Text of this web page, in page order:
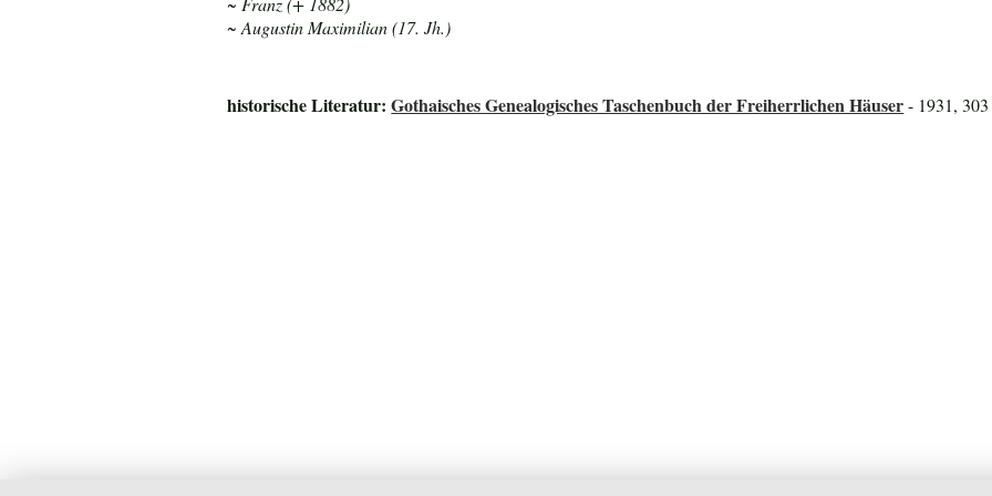
~ Augustin Maximilian (17. Jh.)
historische Literatur:Gothaisches Genealogisches Taschenbuch der Freiherrlichen Häuser- 1931, 303